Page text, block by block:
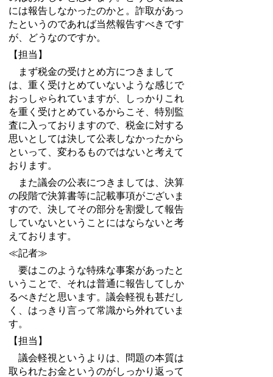
には報告しなかったのかと。詐取があっ
たというのであれば当然報告すべきです
が、どうなのですか。
【担当】
まず税金の受けとめ方につきまして
は、重く受けとめていないような感じで
おっしゃられていますが、しっかりこれ
を重く受けとめているからこそ、特別監
査に入っておりますので、税金に対する
思いとしては決して公表しなかったから
といって、変わるものではないと考えて
おります。
また議会の公表につきましては、決算
の段階で決算書等に記載事項がございま
すので、決してその部分を割愛して報告
していないということにはならないと考
えております。
≪記者≫
要はこのような特殊な事案があったと
いうことで、それは普通に報告してしか
るべきだと思います。議会軽視も甚だし
く、はっきり言って常識から外れていま
す。
【担当】
議会軽視というよりは、問題の本質は
取られたお金というのがしっかり返って